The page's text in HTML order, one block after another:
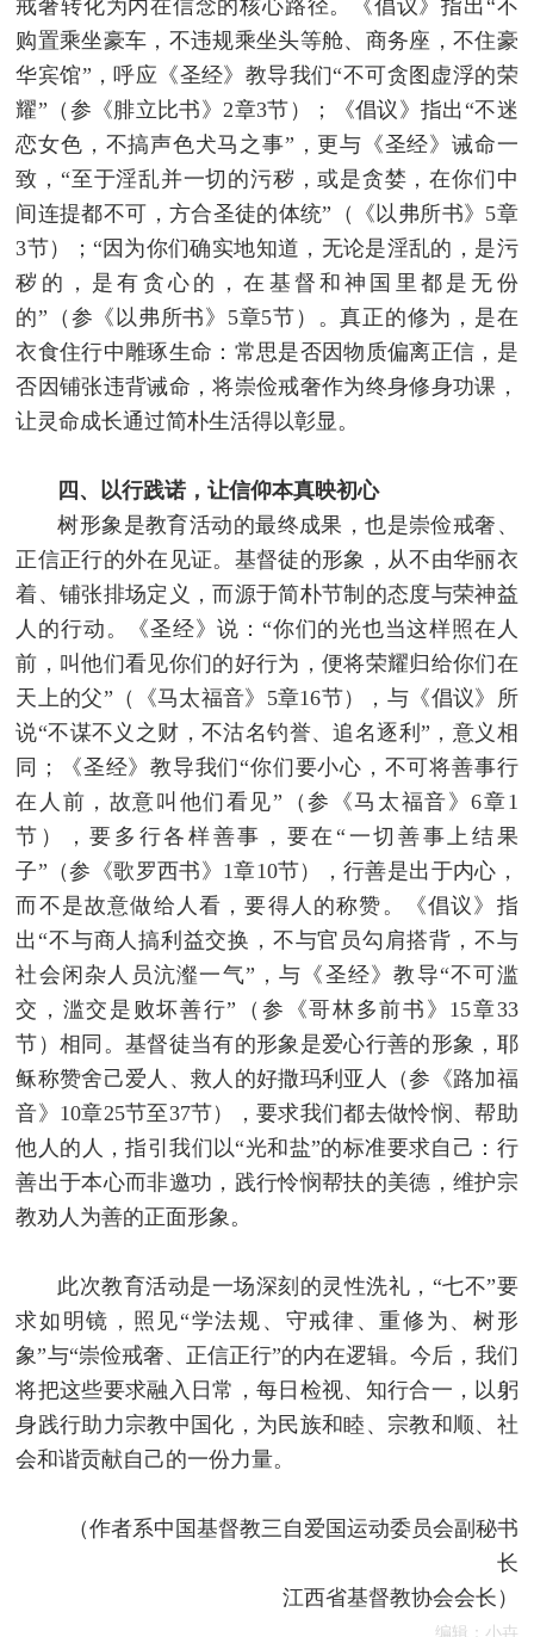
戒奢转化为内在信念的核心路径。《倡议》指出“不
购置乘坐豪车，不违规乘坐头等舱、商务座，不住豪
华宾馆”，呼应《圣经》教导我们“不可贪图虚浮的荣
耀”（参《腓立比书》2章3节）；《倡议》指出“不迷
恋女色，不搞声色犬马之事”，更与《圣经》诫命一
致，“至于淫乱并一切的污秽，或是贪婪，在你们中
间连提都不可，方合圣徒的体统”（《以弗所书》5章
3节）；“因为你们确实地知道，无论是淫乱的，是污
秽的，是有贪心的，在基督和神国里都是无份
的”（参《以弗所书》5章5节）。真正的修为，是在
衣食住行中雕琢生命：常思是否因物质偏离正信，是
否因铺张违背诫命，将崇俭戒奢作为终身修身功课，
让灵命成长通过简朴生活得以彰显。
四、以行践诺，让信仰本真映初心
树形象是教育活动的最终成果，也是崇俭戒奢、
正信正行的外在见证。基督徒的形象，从不由华丽衣
着、铺张排场定义，而源于简朴节制的态度与荣神益
人的行动。《圣经》说：“你们的光也当这样照在人
前，叫他们看见你们的好行为，便将荣耀归给你们在
天上的父”（《马太福音》5章16节），与《倡议》所
说“不谋不义之财，不沽名钓誉、追名逐利”，意义相
同；《圣经》教导我们“你们要小心，不可将善事行
在人前，故意叫他们看见”（参《马太福音》6章1
节），要多行各样善事，要在“一切善事上结果
子”（参《歌罗西书》1章10节），行善是出于内心，
而不是故意做给人看，要得人的称赞。《倡议》指
出“不与商人搞利益交换，不与官员勾肩搭背，不与
社会闲杂人员沆瀣一气”，与《圣经》教导“不可滥
交，滥交是败坏善行”（参《哥林多前书》15章33
节）相同。基督徒当有的形象是爱心行善的形象，耶
稣称赞舍己爱人、救人的好撒玛利亚人（参《路加福
音》10章25节至37节），要求我们都去做怜悯、帮助
他人的人，指引我们以“光和盐”的标准要求自己：行
善出于本心而非邀功，践行怜悯帮扶的美德，维护宗
教劝人为善的正面形象。
此次教育活动是一场深刻的灵性洗礼，“七不”要
求如明镜，照见“学法规、守戒律、重修为、树形
象”与“崇俭戒奢、正信正行”的内在逻辑。今后，我们
将把这些要求融入日常，每日检视、知行合一，以躬
身践行助力宗教中国化，为民族和睦、宗教和顺、社
会和谐贡献自己的一份力量。
（作者系中国基督教三自爱国运动委员会副秘书
长
江西省基督教协会会长）
编辑：小卋